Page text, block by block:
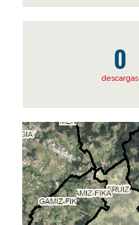
0
descargas